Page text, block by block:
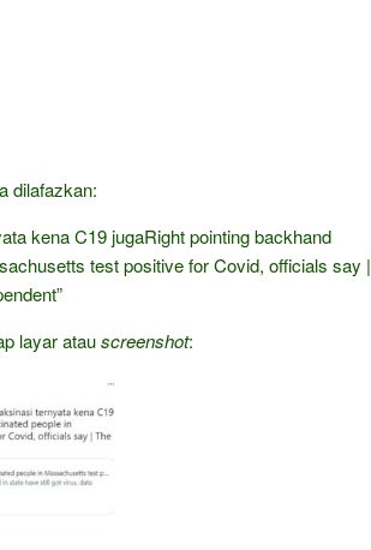
dilafazkan:
kena C19 jugaRight pointing backhand
test positive for Covid, officials say |
layar atauscreenshot: